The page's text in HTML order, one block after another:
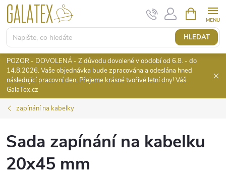
Přejít
obsah
HLEDAT
NÁKUPNÍ
KOŠÍK
POZOR - DOVOLENÁ - Z důvodu dovolené v období od 6.8. - do
14.8.2026. Vaše objednávka bude zpracována a odeslána hned
následující pracovní den. Přejeme krásné tvořivé letní dny! Váš
GalaTex.cz
zapínání na kabelky
Sada zapínání na kabelku
20x45 mm